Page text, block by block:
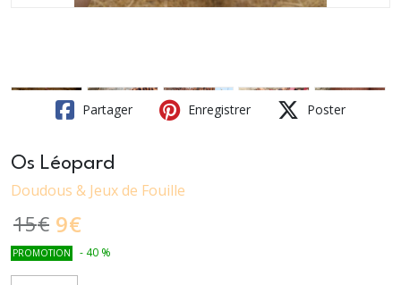
Partager Enregistrer Poster
Os Léopard
Doudous & Jeux de Fouille
15€ 9€
PROMOTION - 40 %